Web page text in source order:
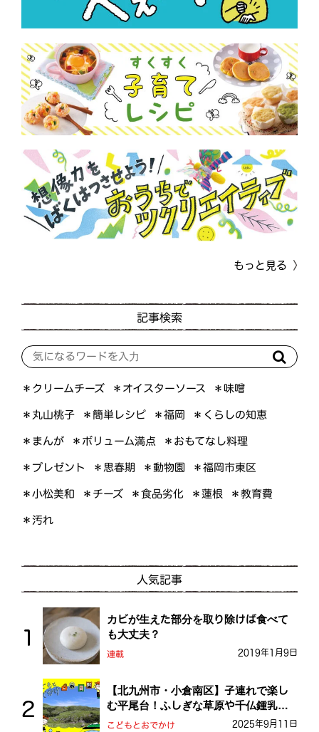
もっと見る
記事検索
＊クリームチーズ ＊オイスターソース ＊味噌
＊丸山桃子 ＊簡単レシピ ＊福岡 ＊くらしの知恵
＊まんが ＊ボリューム満点 ＊おもてなし料理
＊プレゼント ＊思春期 ＊動物園 ＊福岡市東区
＊小松美和 ＊チーズ ＊食品劣化 ＊蓮根 ＊教育費
＊汚れ
人気記事
カビが生えた部分を取り除けば食べて
も大丈夫？
連載 2019年1月9日
【北九州市・小倉南区】子連れで楽し
む平尾台！ふしぎな草原や千仏鍾乳洞
を探検しよう！
こどもとおでかけ 2025年9月11日